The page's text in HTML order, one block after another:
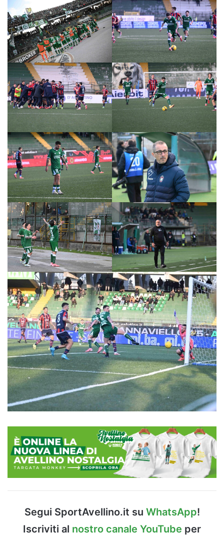
Segui SportAvellino.it su WhatsApp!
Iscriviti al nostro canale YouTube per